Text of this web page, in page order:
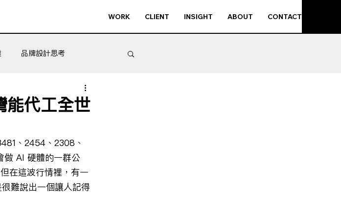
WORK CLIENT INSIGHT ABOUT CONTACT
品牌設計思考
能代工全世
、2454、2308、
做 AI 硬體的一群公
在這波行情裡，有一
難說出一個讓人記得